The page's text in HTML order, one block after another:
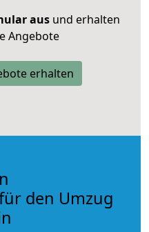
ausund erhalten
Angebote
erhalten
den Umzug